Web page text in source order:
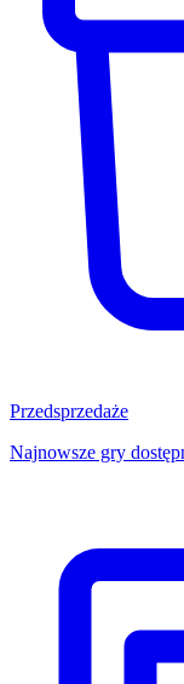
Przedsprzedaże
Najnowsze gry